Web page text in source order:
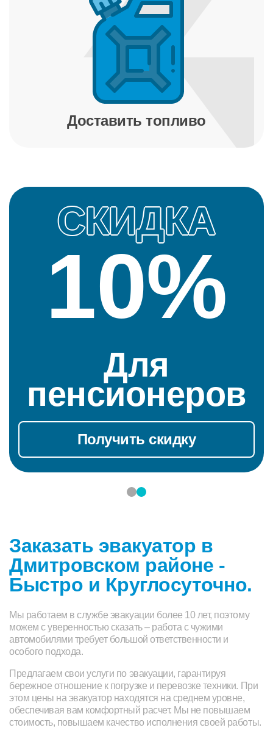
Доставить топливо
СКИДКА
10%
Для
пенсионеров
Получить скидку
Заказать эвакуатор в
Дмитровском районе -
Быстро и Круглосуточно.
Мы работаем в службе эвакуации более 10 лет, поэтому
можем с уверенностью сказать – работа с чужими
автомобилями требует большой ответственности и
особого подхода.
Предлагаем свои услуги по эвакуации, гарантируя
бережное отношение к погрузке и перевозке техники. При
этом цены на эвакуатор находятся на среднем уровне,
обеспечивая вам комфортный расчет. Мы не повышаем
стоимость, повышаем качество исполнения своей работы.